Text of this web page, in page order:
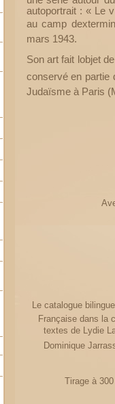
autoportrait : « Le
au camp
mars 1943.
Son art fait lobjet
conservé en partie
Judaïsme à Paris
Le catalogue
Française dans la
textes de Lydie
Dominique
Tirage à